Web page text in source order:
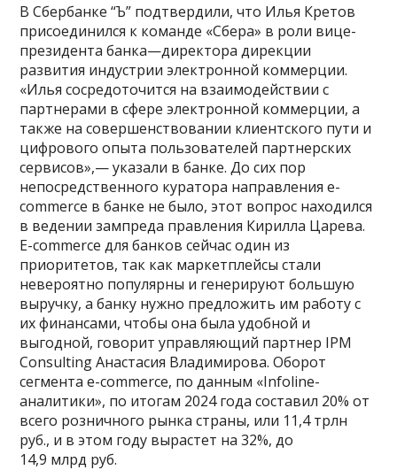
В Сбербанке “Ъ” подтвердили, что Илья Кретов
присоединился к команде «Сбера» в роли вице-
президента банка—директора дирекции
развития индустрии электронной коммерции.
«Илья сосредоточится на взаимодействии с
партнерами в сфере электронной коммерции, а
также на совершенствовании клиентского пути и
цифрового опыта пользователей партнерских
сервисов»,— указали в банке. До сих пор
непосредственного куратора направления e-
commerce в банке не было, этот вопрос находился
в ведении зампреда правления Кирилла Царева.
E-commerce для банков сейчас один из
приоритетов, так как маркетплейсы стали
невероятно популярны и генерируют большую
выручку, а банку нужно предложить им работу с
их финансами, чтобы она была удобной и
выгодной, говорит управляющий партнер IPM
Consulting Анастасия Владимирова. Оборот
сегмента е-commerce, по данным «Infoline-
аналитики», по итогам 2024 года составил 20% от
всего розничного рынка страны, или 11,4 трлн
руб., и в этом году вырастет на 32%, до
14,9 млрд руб.